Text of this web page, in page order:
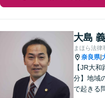
大島
まほら法律
奈良県|
【JR大
分】地域
で起きる